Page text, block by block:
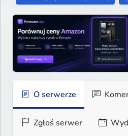
O serwerze
Zgłoś serwer